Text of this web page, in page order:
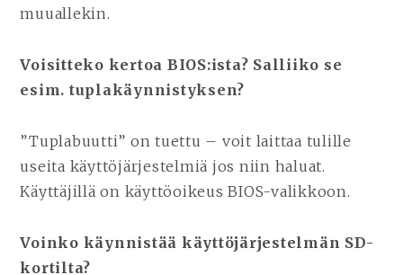
muuallekin.
Voisitteko kertoa BIOS:ista? Salliiko se
esim. tuplakäynnistyksen?
”Tuplabuutti” on tuettu – voit laittaa tulille
useita käyttöjärjestelmiä jos niin haluat.
Käyttäjillä on käyttöoikeus BIOS-valikkoon.
Voinko käynnistää käyttöjärjestelmän SD-
kortilta?